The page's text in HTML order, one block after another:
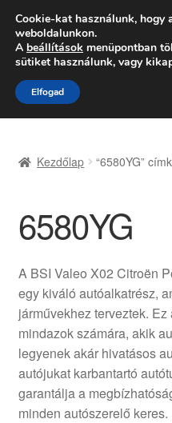
Hétfő-Péntek
Ugrás
a
navigációhoz
Kilépés
a
tartalomba
Adatvédelmi irányelvek
Felhasználási feltételek
Kifizetések
Panasz
Panaszkezelési szabályzat
Kezdőlap “6580YG”
6580YG
A BSI Valeo X02 Citroën
egy kiváló autóalkatrész,
járművekhez terveztek.
mindazok számára, akik
legyenek akár hivatásos
autójukat karbantartó
garantálja a
minden autószerelő keres.
Cookie-kat használunk, hogy
weboldalunkon.
A beállítások menüpontban
sütiket használunk, vagy
Elfogad